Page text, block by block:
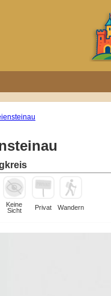
Keine
Sicht
Privat Wandern